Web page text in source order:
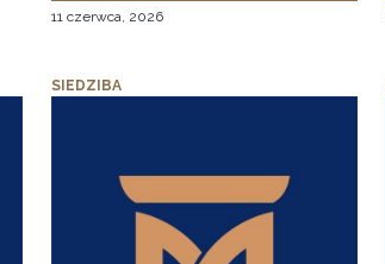
11 czerwca, 2026
SIEDZIBA